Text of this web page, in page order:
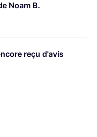
Noam B.
reçu d'avis